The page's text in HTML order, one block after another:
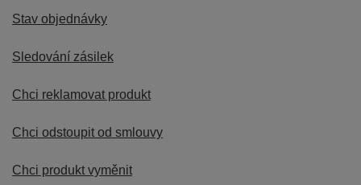
Stav objednávky
Sledování zásilek
Chci reklamovat produkt
Chci odstoupit od smlouvy
Chci produkt vyměnit